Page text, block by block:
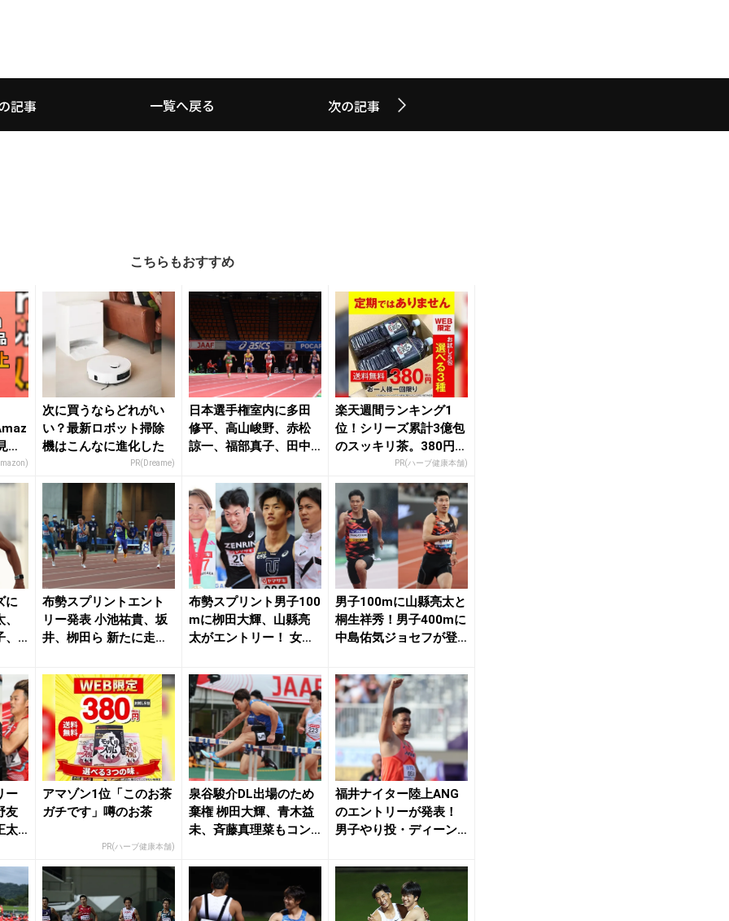
記事 一覧へ戻る 次の記事
こちらもおすすめ
逃
次に買うならどれがい
い？最新ロボット掃除
機はこんなに進化した
PR(Dreame)
日本選手権室内に多田
修平、高山峻野、赤松
諒一、福部真子、田中
楽天週間ランキング1
位！シリーズ累計3億包
のスッキリ茶。380円で
PR(ハーブ健康本舗)
に
布勢スプリントエント
リー発表 小池祐貴、坂
井、栁田ら 新たに走幅
布勢スプリント男子100
mに栁田大輝、山縣亮
太がエントリー！ 女子1
男子100mに山縣亮太と
桐生祥秀！男子400mに
中島佑気ジョセフが登
ー
友
太
アマゾン1位「このお茶
ガチです」噂のお茶
PR(ハーブ健康本舗)
泉谷駿介DL出場のため
棄権 栁田大輝、青木益
未、斉藤真理菜もコン
福井ナイター陸上ANG
のエントリーが発表！
男子やり投・ディーン